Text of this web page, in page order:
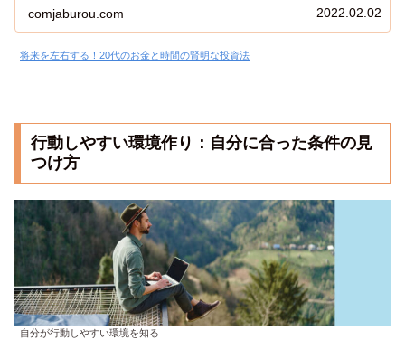
むためのヒントを提供します。僕は、浪費に明け暮れた20
代を送りました。それらの経験が、自分の価値観やセンス
わることでしょう。
comjaburou.com 2022.02.02
将来を左右する！20代のお金と時間の賢明な投資法
行動しやすい環境作り：自分に合った条件の見
つけ方
自分が行動しやすい環境を知る